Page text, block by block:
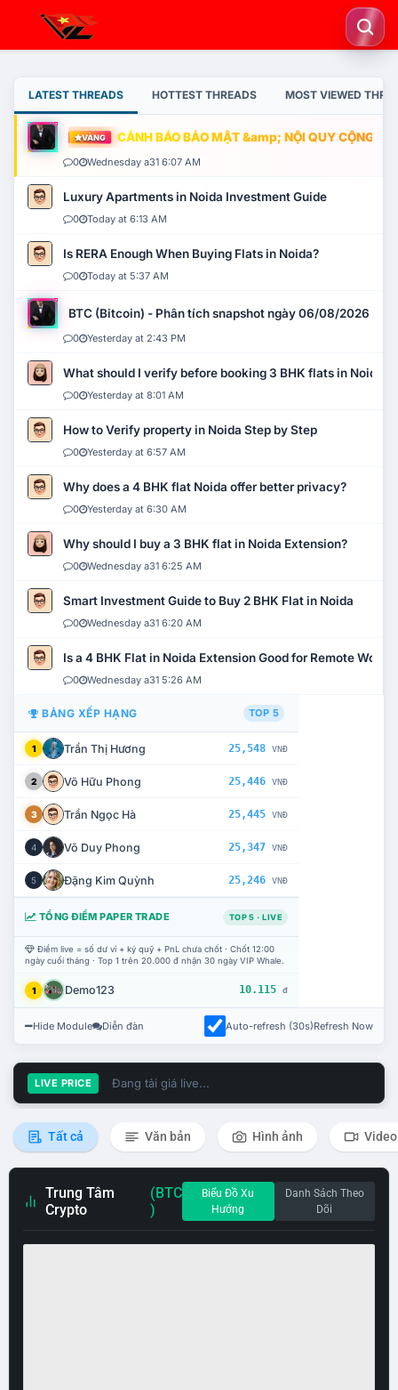
LATEST THREADS HOTTEST THREADS MOST VIEWED
VÀNG CẢNH BÁO BẢO MẬT &amp; NỘI QUY CỘNG
0 Wednesday a31 6:07 AM
Luxury Apartments in Noida Investment Guide
0 Today at 6:13 AM
Is RERA Enough When Buying Flats in Noida?
0 Today at 5:37 AM
BTC (Bitcoin) - Phân tích snapshot ngày 06/08/2026
0 Yesterday at 2:43 PM
What should I verify before booking 3 BHK flats in Noida?
0 Yesterday at 8:01 AM
How to Verify property in Noida Step by Step
0 Yesterday at 6:57 AM
Why does a 4 BHK flat Noida offer better privacy?
0 Yesterday at 6:30 AM
Why should I buy a 3 BHK flat in Noida Extension?
0 Wednesday a31 6:25 AM
Smart Investment Guide to Buy 2 BHK Flat in Noida
0 Wednesday a31 6:20 AM
Is a 4 BHK Flat in Noida Extension Good for Remote Work?
0 Wednesday a31 5:26 AM
BẢNG XẾP HẠNG TOP 5
1 Trần Thị Hương 25,548 VNĐ
2 Võ Hữu Phong 25,446 VNĐ
3 Trần Ngọc Hà 25,445 VNĐ
4 Võ Duy Phong 25,347 VNĐ
5 Đặng Kim Quỳnh 25,246 VNĐ
TỔNG ĐIỂM PAPER TRADE TOP 5 · LIVE
Điểm live = số dư ví + ký quỹ + PnL chưa chốt · Chốt 12:00
ngày cuối tháng · Top 1 trên 20.000 đ nhận 30 ngày VIP Whale.
1 Demo123 10.115 đ
Hide Module Diễn đàn Auto-refresh (30s)Refresh Now
LIVE PRICE Đang tải giá live...
Tất cả Văn bản Hình ảnh Video
Trung Tâm
Crypto
(BTC
)
Biểu Đồ Xu
Hướng
Danh Sách Theo
Dõi